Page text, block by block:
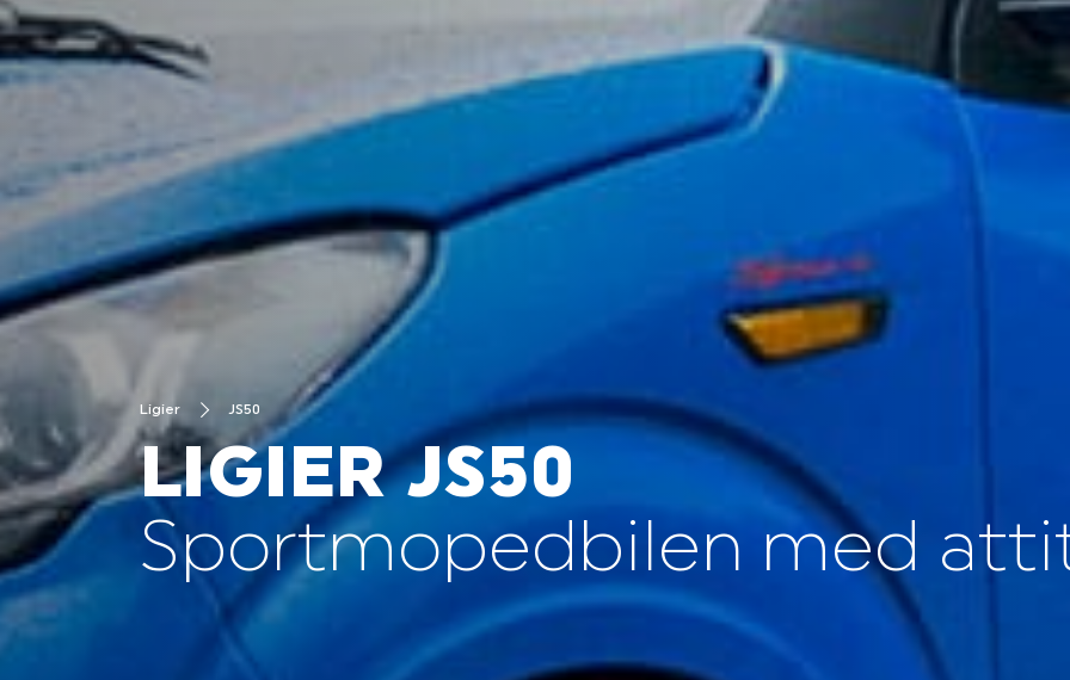
Ligier JS50
LIGIER JS50
Sportmopedbilen med